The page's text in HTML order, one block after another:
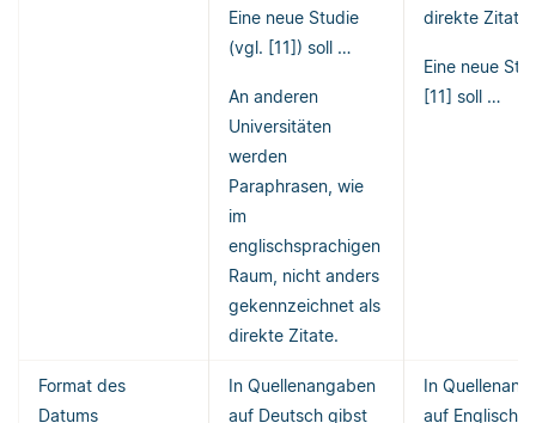
Eine neue Studie
(vgl. [11]) soll …
An anderen
Universitäten
werden
Paraphrasen, wie
im
englischsprachigen
Raum, nicht anders
gekennzeichnet als
direkte Zitate.
direkte Zitate.
Eine neue
[11] soll …
Format des
Datums
In Quellenangaben
auf Deutsch gibst
In
auf Englisch